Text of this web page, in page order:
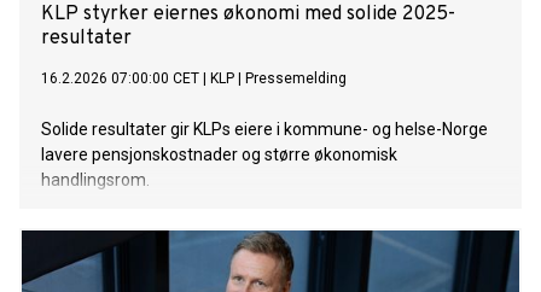
KLP styrker eiernes økonomi med solide 2025-
resultater
16.2.2026 07:00:00 CET KLP Pressemelding
Solide resultater gir KLPs eiere i kommune- og helse-Norge
lavere pensjonskostnader og større økonomisk
handlingsrom.